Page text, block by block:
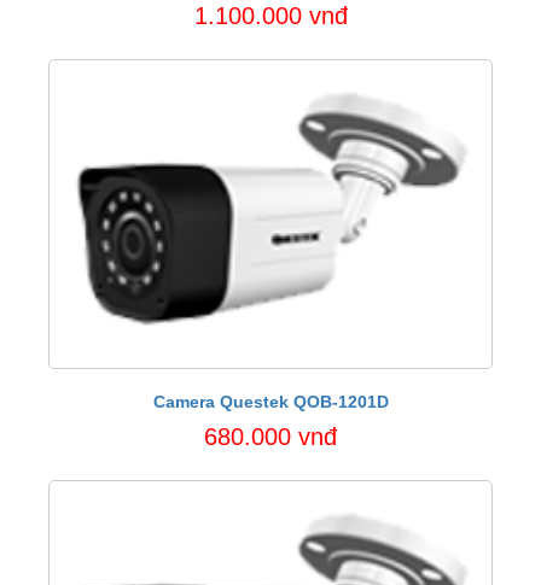
1.100.000 vnđ
Camera Questek QOB-1201D
680.000 vnđ